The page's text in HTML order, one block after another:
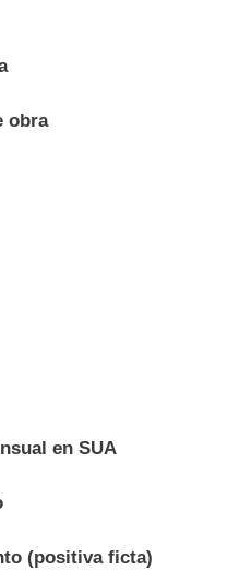
obra
en SUA
(positiva ficta)